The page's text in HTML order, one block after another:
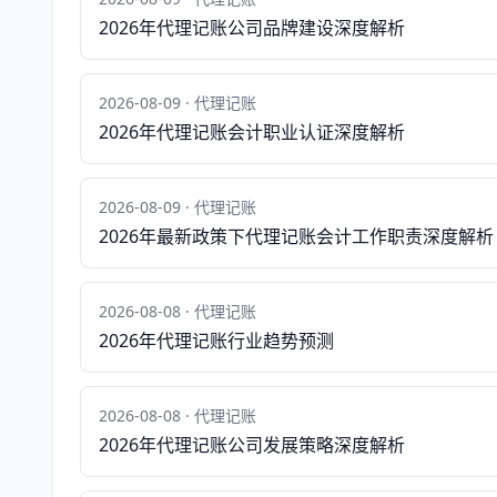
2026年代理记账公司品牌建设深度解析
2026-08-09 · 代理记账
2026年代理记账会计职业认证深度解析
2026-08-09 · 代理记账
2026年最新政策下代理记账会计工作职责深度解析
2026-08-08 · 代理记账
2026年代理记账行业趋势预测
2026-08-08 · 代理记账
2026年代理记账公司发展策略深度解析